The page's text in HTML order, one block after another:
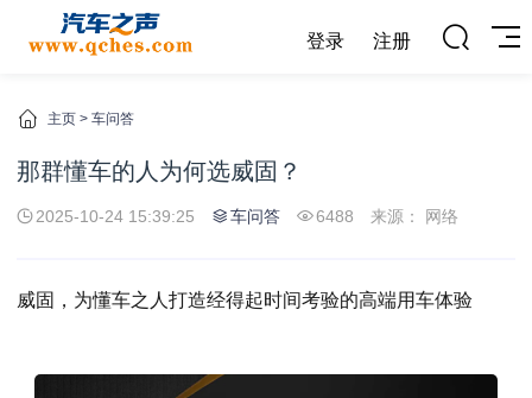
登录 注册
主页 > 车问答
那群懂车的人为何选威固？
2025-10-24 15:39:25 车问答 6488 来源： 网络
威固 ，为懂车之人打造经得起时间考验的高端用车体验